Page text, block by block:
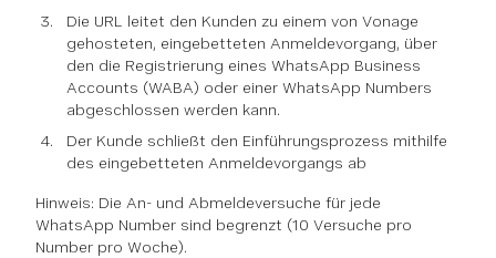
Die URL leitet den Kunden zu einem von Vonage
gehosteten, eingebetteten Anmeldevorgang, über
den die Registrierung eines WhatsApp Business
Accounts (WABA) oder einer WhatsApp Numbers
abgeschlossen werden kann.
Der Kunde schließt den Einführungsprozess mithilfe
des eingebetteten Anmeldevorgangs ab
Hinweis: Die An- und Abmeldeversuche für jede
WhatsApp Number sind begrenzt (10 Versuche pro
Number pro Woche).